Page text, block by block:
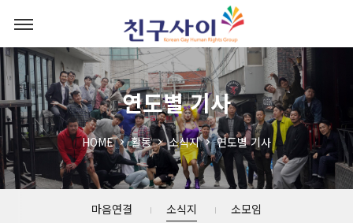
연도별 기사
HOME 활동 소식지 연도별 기사
마음연결 소식지 소모임